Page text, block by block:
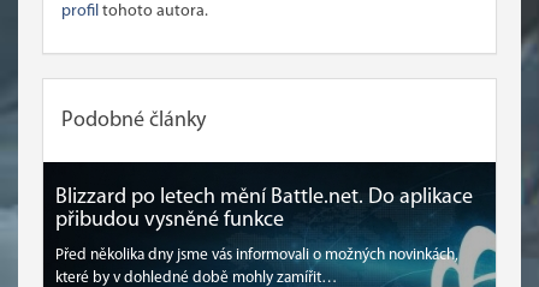
profil tohoto autora.
Podobné články
Blizzard po letech mění Battle.net. Do aplikace
přibudou vysněné funkce
Před několika dny jsme vás informovali o možných novinkách,
které by v dohledné době mohly zamířit…